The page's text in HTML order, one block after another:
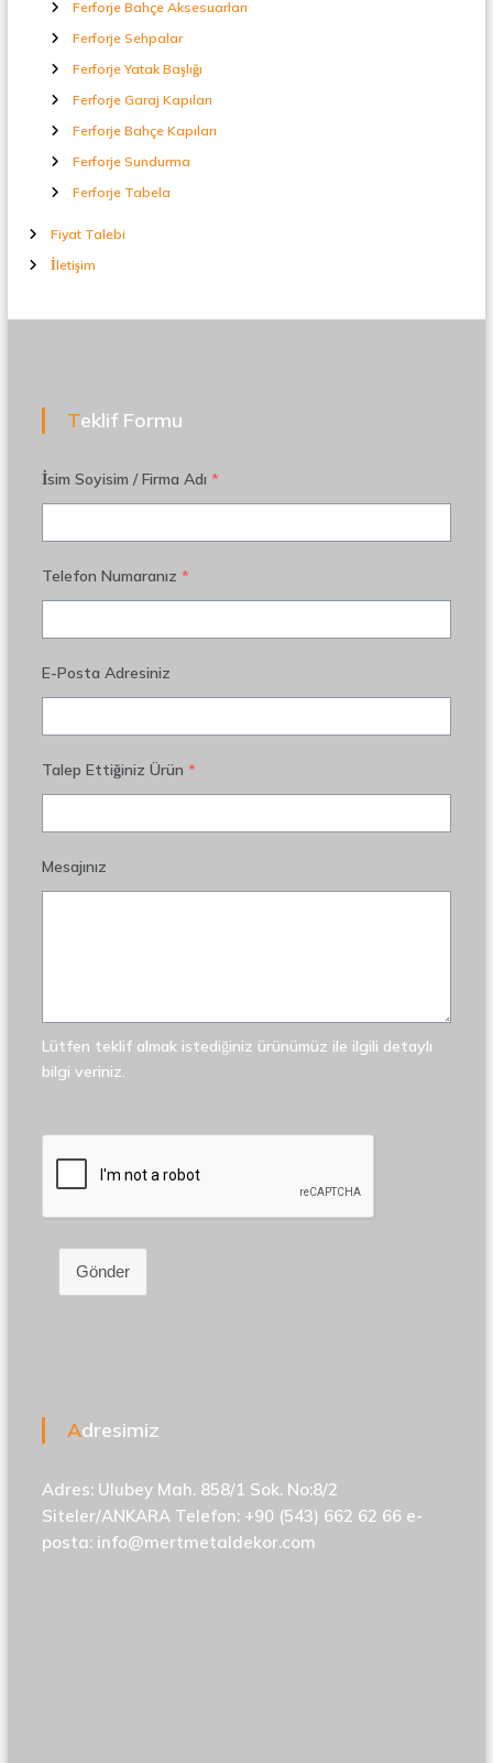
Ferforje Bahçe Aksesuarları
Ferforje Sehpalar
Ferforje Yatak Başlığı
Ferforje Garaj Kapıları
Ferforje Bahçe Kapıları
Ferforje Sundurma
Ferforje Tabela
Fiyat Talebi
İletişim
Teklif Formu
İsim Soyisim / Firma Adı *
Telefon Numaranız *
E-Posta Adresiniz
Talep Ettiğiniz Ürün *
Mesajınız
Lütfen teklif almak istediğiniz ürünümüz ile ilgili detaylı
bilgi veriniz.
Gönder
Adresimiz
Adres: Ulubey Mah. 858/1 Sok. No:8/2
Siteler/ANKARA Telefon: +90 (543) 662 62 66 e-
posta: info@mertmetaldekor.com